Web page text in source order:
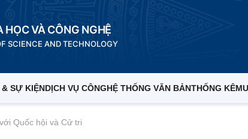
HỌC VÀ CÔNG NGHỆ
SCIENCE AND TECHNOLOGY
SỰ KIỆNDỊCH VỤ CÔNGHỆ THỐNG VĂN BẢNTHỐNG KÊ
Quốc hội và Cử tri